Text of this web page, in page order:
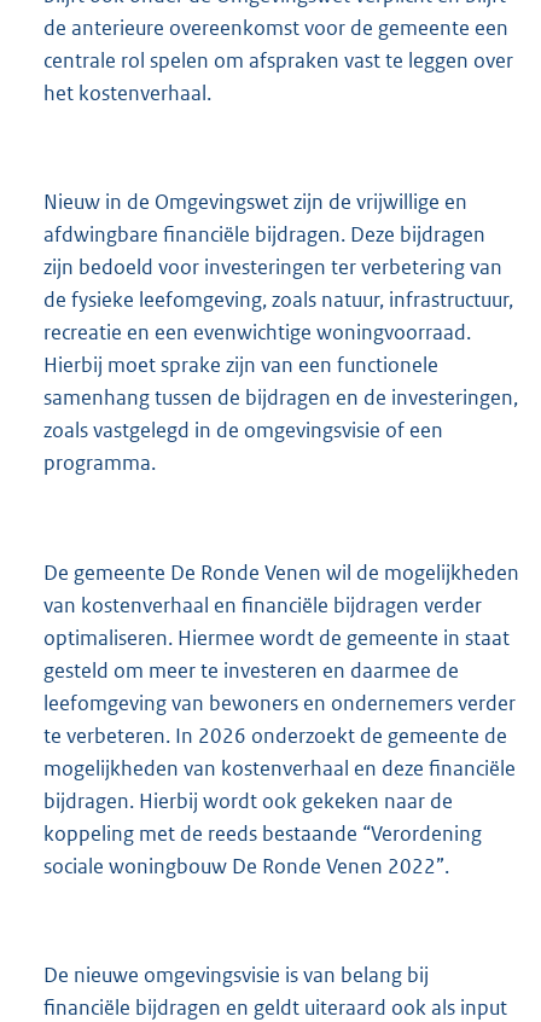
de anterieure overeenkomst voor de gemeente een
centrale rol spelen om afspraken vast te leggen over
het kostenverhaal.
Nieuw in de Omgevingswet zijn de vrijwillige en
afdwingbare financiële bijdragen. Deze bijdragen
zijn bedoeld voor investeringen ter verbetering van
de fysieke leefomgeving, zoals natuur, infrastructuur,
recreatie en een evenwichtige woningvoorraad.
Hierbij moet sprake zijn van een functionele
samenhang tussen de bijdragen en de investeringen,
zoals vastgelegd in de omgevingsvisie of een
programma.
De gemeente De Ronde Venen wil de mogelijkheden
van kostenverhaal en financiële bijdragen verder
optimaliseren. Hiermee wordt de gemeente in staat
gesteld om meer te investeren en daarmee de
leefomgeving van bewoners en ondernemers verder
te verbeteren. In 2026 onderzoekt de gemeente de
mogelijkheden van kostenverhaal en deze financiële
bijdragen. Hierbij wordt ook gekeken naar de
koppeling met de reeds bestaande “Verordening
sociale woningbouw De Ronde Venen 2022”.
De nieuwe omgevingsvisie is van belang bij
financiële bijdragen en geldt uiteraard ook als input